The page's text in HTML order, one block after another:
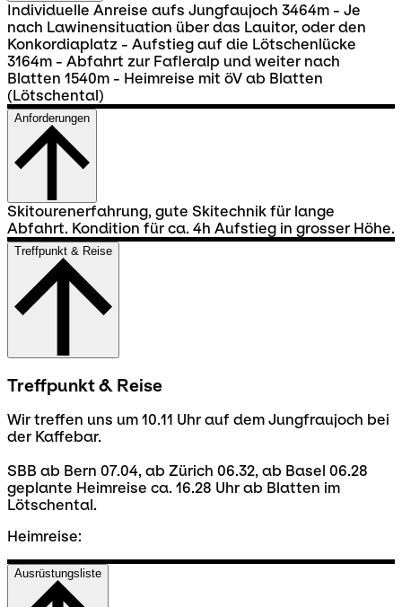
Individuelle Anreise aufs Jungfaujoch 3464m - Je
nach Lawinensituation über das Lauitor, oder den
Konkordiaplatz - Aufstieg auf die Lötschenlücke
3164m - Abfahrt zur Fafleralp und weiter nach
Blatten 1540m - Heimreise mit öV ab Blatten
(Lötschental)
Anforderungen
Skitourenerfahrung, gute Skitechnik für lange
Abfahrt. Kondition für ca. 4h Aufstieg in grosser Höhe.
Treffpunkt & Reise
Treffpunkt & Reise
Wir treffen uns um 10.11 Uhr auf dem Jungfraujoch bei
der Kaffebar.
SBB ab Bern 07.04, ab Zürich 06.32, ab Basel 06.28
geplante Heimreise ca. 16.28 Uhr ab Blatten im
Lötschental.
Heimreise:
Ausrüstungsliste